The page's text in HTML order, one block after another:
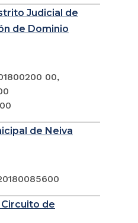
Judicial de
de Dominio
00,
de Neiva
de